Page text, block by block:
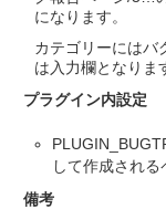
になります。
カテゴリーにはバ
は入力欄となりま
プラグイン内設定
して作成され
備考